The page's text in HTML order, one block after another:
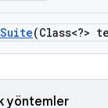
Suite(Class<?>
yöntemler